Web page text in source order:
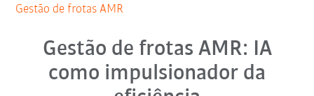
Gestão de frotas AMR
Gestão de frotas AMR: IA
como impulsionador da